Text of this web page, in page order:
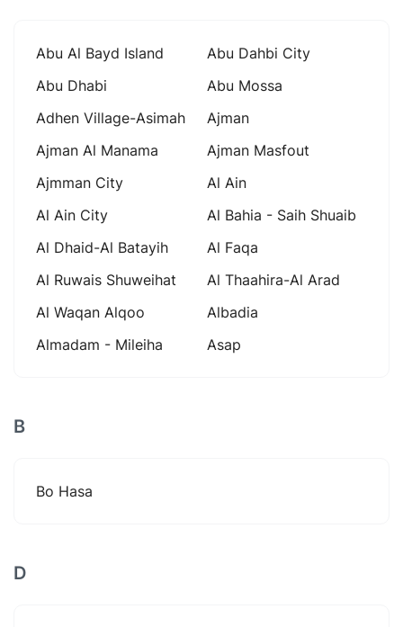
Abu Al Bayd Island
Abu Dahbi City
Abu Dhabi
Abu Mossa
Adhen Village-Asimah
Ajman
Ajman Al Manama
Ajman Masfout
Ajmman City
Al Ain
Al Ain City
Al Bahia - Saih Shuaib
Al Dhaid-Al Batayih
Al Faqa
Al Ruwais Shuweihat
Al Thaahira-Al Arad
Al Waqan Alqoo
Albadia
Almadam - Mileiha
Asap
B
Bo Hasa
D